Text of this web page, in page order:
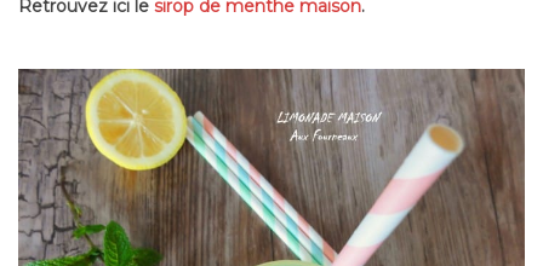
Retrouvez ici le sirop de menthe maison.